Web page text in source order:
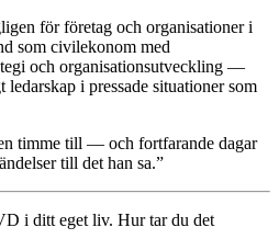
för företag och organisationer i
som civilekonom med
och organisationsutveckling —
i pressade situationer som
timme till — och fortfarande dagar
till det han sa.”
i ditt eget liv. Hur tar du det